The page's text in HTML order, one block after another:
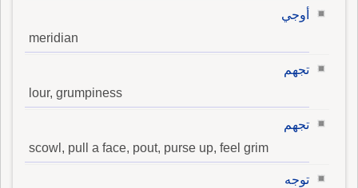
أوجي
meridian
تجهم
lour, grumpiness
تجهم
scowl, pull a face, pout, purse up, feel grim
توجه